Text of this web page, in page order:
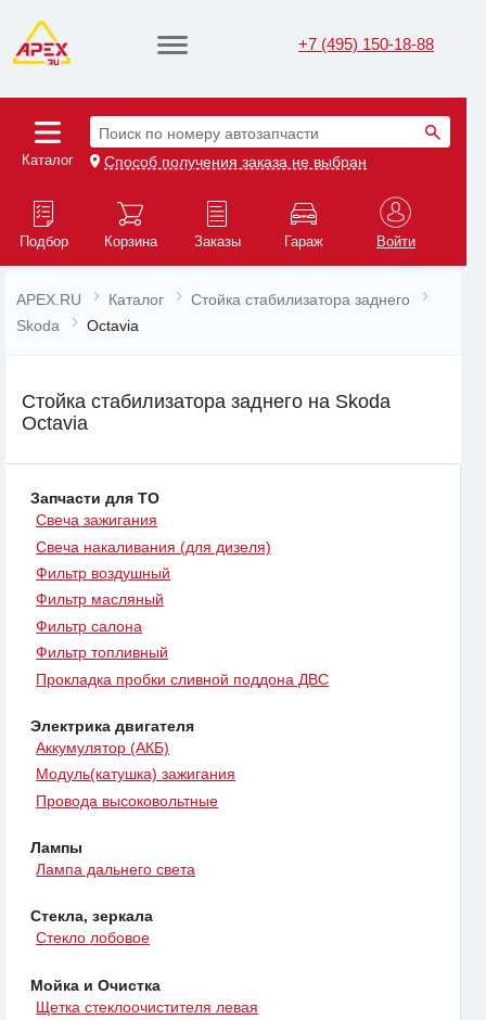
+7 (495) 150-18-88
Каталог
Поиск по номеру автозапчасти
Способ получения заказа не выбран
Подбор Корзина Заказы Гараж Войти
APEX.RU Каталог
Стойка стабилизатора заднего
Skoda
Octavia
Стойка стабилизатора заднего на Skoda
Octavia
Запчасти для ТО
Свеча зажигания
Свеча накаливания (для дизеля)
Фильтр воздушный
Фильтр масляный
Фильтр салона
Фильтр топливный
Прокладка пробки сливной поддона ДВС
Электрика двигателя
Аккумулятор (АКБ)
Модуль(катушка) зажигания
Провода высоковольтные
Лампы
Лампа дальнего света
Стекла, зеркала
Стекло лобовое
Мойка и Очистка
Щетка стеклоочистителя левая